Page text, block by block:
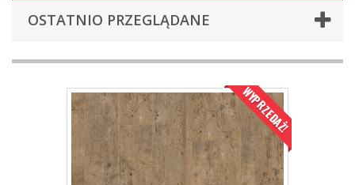
OSTATNIO PRZEGLĄDANE
WYPRZEDAŻ!